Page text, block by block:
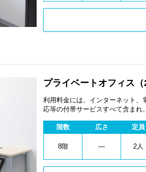
プライベートオフィス（
利用料金には、インターネット、
応等の付帯サービスすべて含ま
階数
広さ 定員
8階 ― 2人